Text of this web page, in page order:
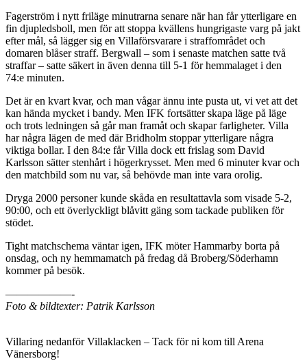
Fagerström i nytt friläge minutrarna senare när han får ytterligare en
fin djupledsboll, men för att stoppa kvällens hungrigaste varg på jakt
efter mål, så lägger sig en Villaförsvarare i straffområdet och
domaren blåser straff. Bergwall – som i senaste matchen satte två
straffar – satte säkert in även denna till 5-1 för hemmalaget i den
74:e minuten.
Det är en kvart kvar, och man vågar ännu inte pusta ut, vi vet att det
kan hända mycket i bandy. Men IFK fortsätter skapa läge på läge
och trots ledningen så går man framåt och skapar farligheter. Villa
har några lägen de med där Bridholm stoppar ytterligare några
viktiga bollar. I den 84:e får Villa dock ett frislag som David
Karlsson sätter stenhårt i högerkrysset. Men med 6 minuter kvar och
den matchbild som nu var, så behövde man inte vara orolig.
Dryga 2000 personer kunde skåda en resultattavla som visade 5-2,
90:00, och ett överlyckligt blåvitt gäng som tackade publiken för
stödet.
Tight matchschema väntar igen, IFK möter Hammarby borta på
onsdag, och ny hemmamatch på fredag då Broberg/Söderhamn
kommer på besök.
——————-
Foto & bildtexter: Patrik Karlsson
Villaring nedanför Villaklacken – Tack för ni kom till Arena
Vänersborg!